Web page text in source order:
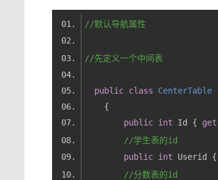
//默认导航属性
//先定义一个中间表
public class
CenterTable
public int Id { get
//学生表的id
public int Userid {
//分数表的id